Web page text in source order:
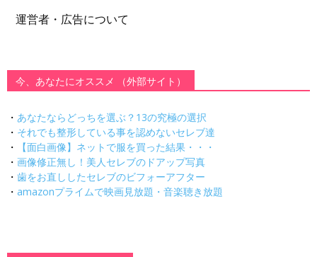
運営者・広告について
今、あなたにオススメ （外部サイト）
・ あなたならどっちを選ぶ？13の究極の選択
・ それでも整形している事を認めないセレブ達
・
【面白画像】ネットで服を買った結果・・・
・ 画像修正無し！美人セレブのドアップ写真
・ 歯をお直ししたセレブのビフォーアフター
・ amazonプライムで映画見放題・音楽聴き放題